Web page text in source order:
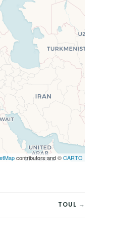
contributors and ©CARTO
TOUL →